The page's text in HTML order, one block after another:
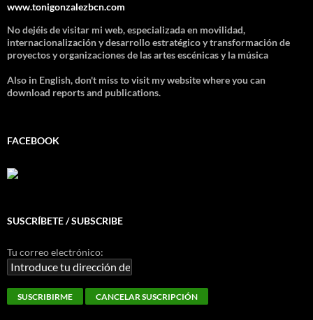
www.tonigonzalezbcn.com
No dejéis de visitar mi web, especializada en movilidad,
internacionalización y desarrollo estratégico y transformación de
proyectos y organizaciones de las artes escénicas y la música
Also in English, don't miss to visit my website where you can
download reports and publications.
FACEBOOK
SUSCRÍBETE / SUBSCRIBE
Tu correo electrónico: